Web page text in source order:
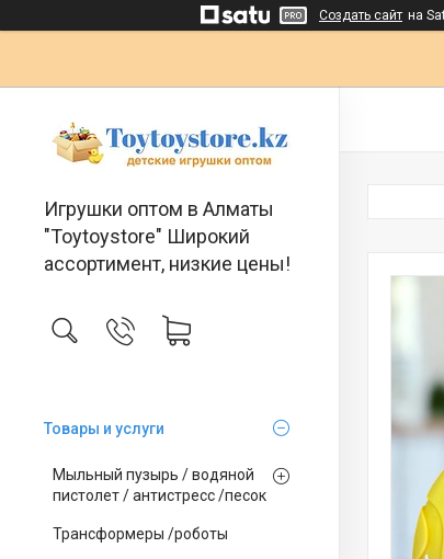
Создать сайт на
Игрушки оптом в Алматы
"Toytoystore" Широкий
ассортимент, низкие цены!
Товары и услуги
Мыльный пузырь / водяной
пистолет / антистресс /песок
Трансформеры /роботы